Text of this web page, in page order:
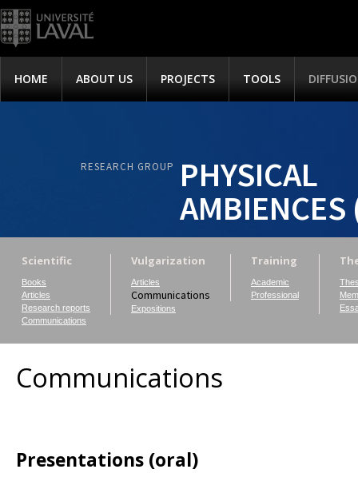
HOME ABOUT US PROJECTS TOOLS
RESEARCH GROUP
PHYSICAL
AMBIENCES
Scientific
Books
Articles
Research reports
Communications
Vulgarization
Articles
Communications
Expositions
Training
Academic
Professional
Communications
Presentations (oral)